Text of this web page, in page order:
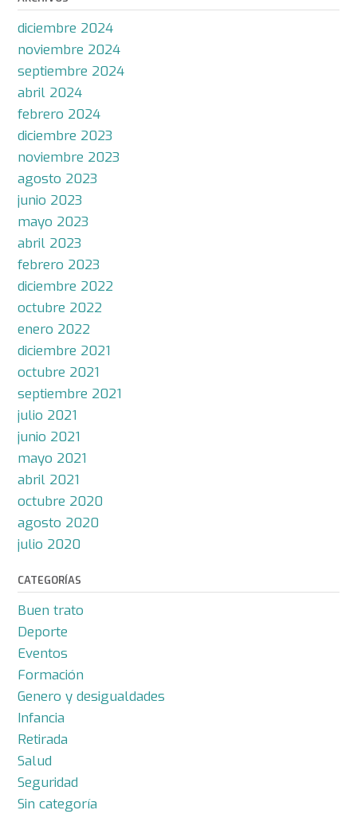
diciembre 2024
noviembre 2024
septiembre 2024
abril 2024
febrero 2024
diciembre 2023
noviembre 2023
agosto 2023
junio 2023
mayo 2023
abril 2023
febrero 2023
diciembre 2022
octubre 2022
enero 2022
diciembre 2021
octubre 2021
septiembre 2021
julio 2021
junio 2021
mayo 2021
abril 2021
octubre 2020
agosto 2020
julio 2020
CATEGORÍAS
Buen trato
Deporte
Eventos
Formación
Genero y desigualdades
Infancia
Retirada
Salud
Seguridad
Sin categoría